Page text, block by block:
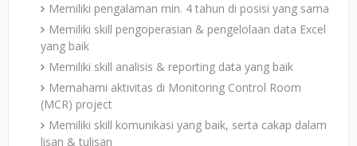
Memiliki pengalaman min. 4 tahun di posisi yang sama
Memiliki skill pengoperasian & pengelolaan data Excel
yang baik
Memiliki skill analisis & reporting data yang baik
Memahami aktivitas di Monitoring Control Room
(MCR) project
Memiliki skill komunikasi yang baik, serta cakap dalam
lisan & tulisan